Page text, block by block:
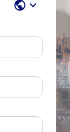
public keyboard_arrow_down